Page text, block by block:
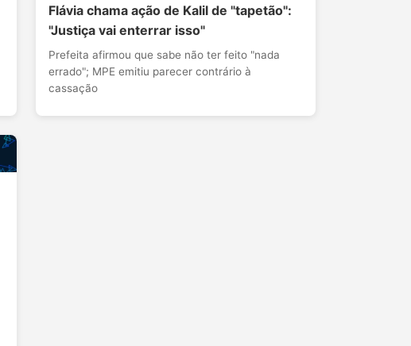
Flávia chama ação de Kalil de "tapetão":
"Justiça vai enterrar isso"
Prefeita afirmou que sabe não ter feito "nada
errado"; MPE emitiu parecer contrário à
cassação